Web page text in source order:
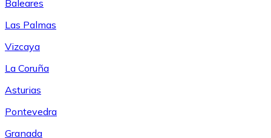
Baleares
Las Palmas
Vizcaya
La Coruña
Asturias
Pontevedra
Granada